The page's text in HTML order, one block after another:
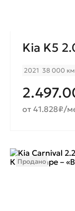
Kia K5
2021 38 000 км
от 41.828₽/
Продано